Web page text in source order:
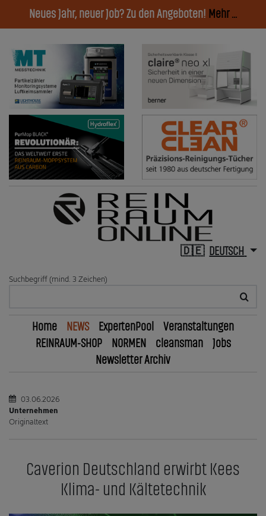
Neues Jahr, neuer Job? Zu den Angeboten! Mehr ...
DEUTSCH
Suchbegriff (mind. 3 Zeichen)
Home NEWS ExpertenPool
Veranstaltungen
REINRAUM-SHOP
NORMEN cleansman
Jobs
Newsletter Archiv
03.06.2026
Unternehmen
Originaltext
Caverion Deutschland erwirbt Kees
Klima- und Kältetechnik